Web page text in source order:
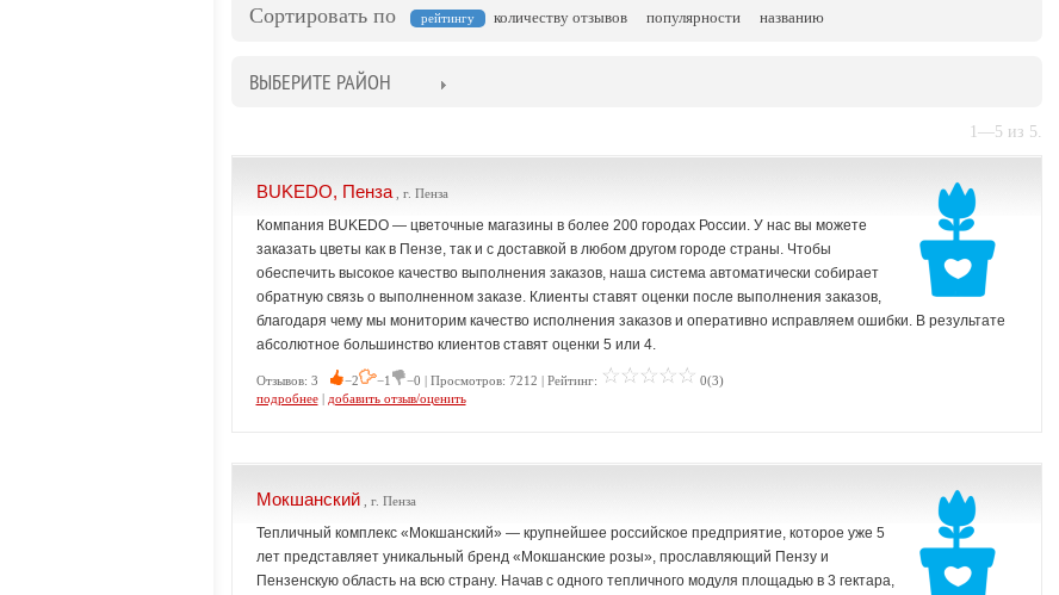
Сортировать по рейтингу количеству отзывов популярности названию
ВЫБЕРИТЕ РАЙОН
1—5 из 5.
BUKEDO, Пенза, г. Пенза
Компания BUKEDO — цветочные магазины в более 200 городах России. У нас вы можете
заказать цветы как в Пензе, так и с доставкой в любом другом городе страны. Чтобы
обеспечить высокое качество выполнения заказов, наша система автоматически собирает
обратную связь о выполненном заказе. Клиенты ставят оценки после выполнения заказов,
благодаря чему мы мониторим качество исполнения заказов и оперативно исправляем ошибки. В результате
абсолютное большинство клиентов ставят оценки 5 или 4.
Отзывов: 3 −2 −1 −0 | Просмотров: 7212 | Рейтинг:
0(3)
подробнее| добавить отзыв/оценить
Мокшанский, г. Пенза
Тепличный комплекс «Мокшанский» — крупнейшее российское предприятие, которое уже 5
лет представляет уникальный бренд «Мокшанские розы», прославляющий Пензу и
Пензенскую область на всю страну. Начав с одного тепличного модуля площадью в 3 гектара,